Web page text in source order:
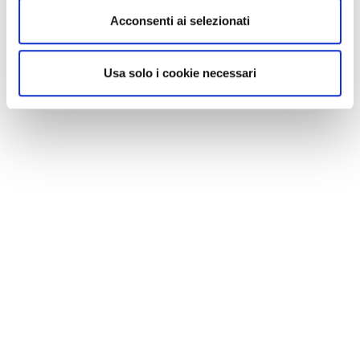
Acconsenti ai selezionati
Usa solo i cookie necessari